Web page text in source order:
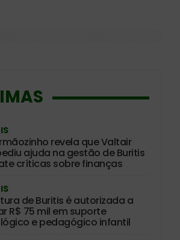
revela que Valtair
ajuda na gestão de Buritis
críticas sobre finanças
de Buritis é autorizada a
R$ 75 mil em suporte
e pedagógico infantil